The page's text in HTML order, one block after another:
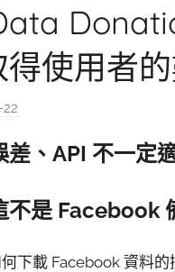
使用者
柯
仁
差、API 不一定
不是 Facebook
下載 Facebook 資料